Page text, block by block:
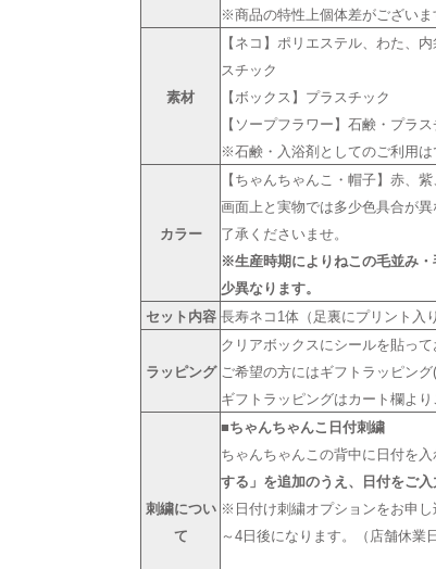
※商品の特性上個体差がございま
素材
【ネコ】ポリエステル、わた、
スチック
【ボックス】プラスチック
【ソープフラワー】石鹸・プラス
※石鹸・入浴剤としてのご利用は
カラー
【ちゃんちゃんこ・帽子】赤、
画面上と実物では多少色具合が
了承くださいませ。
※生産時期によりねこの毛並み
少異なります。
セット内容 長寿ネコ1体（足裏にプリント入
ラッピング
クリアボックスにシールを貼っ
ご希望の方にはギフトラッピン
ギフトラッピングはカート欄より
刺繍につい
て
■ちゃんちゃんこ日付刺繍
ちゃんちゃんこの背中に日付を入
する」を追加のうえ、日付をご入
※日付け刺繍オプションをお申
～4日後になります。（店舗休業